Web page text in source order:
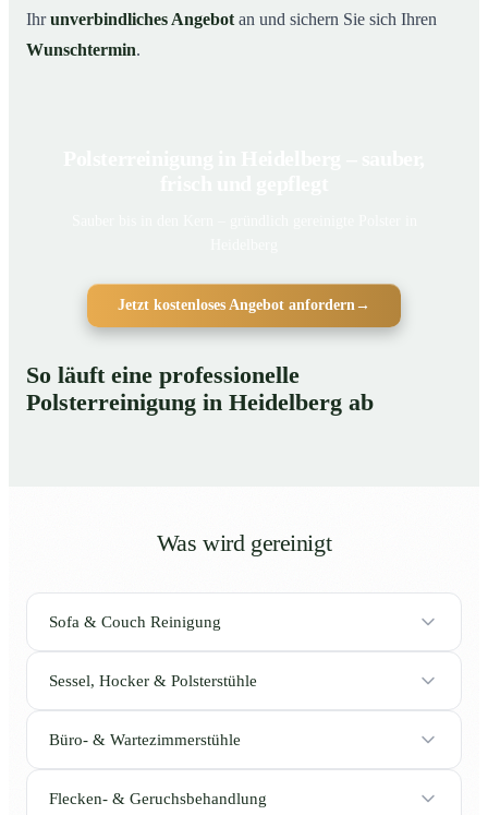
Ihrunverbindliches Angebot an und sichern Sie sich Ihren
Wunschtermin.
Jetzt kostenloses Angebot anfordern→
So läuft eine professionelle
Polsterreinigung in Heidelberg ab
Was wird gereinigt
Sofa & Couch Reinigung
Sessel, Hocker & Polsterstühle
Büro- & Wartezimmerstühle
Flecken- & Geruchsbehandlung